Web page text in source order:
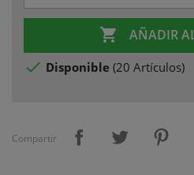
 AÑADIR
 Disponible (20 Artículos)
Compartir